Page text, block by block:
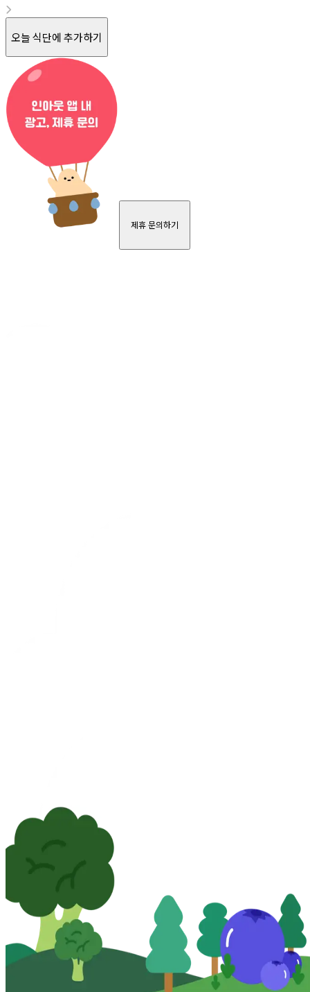
오늘 식단에 추가하기
제휴 문의하기